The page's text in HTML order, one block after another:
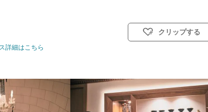
2名 ～ 120名 挙式スタイル: 教会式(キリスト教式)／人前式／和装人前式
詳細はこちら
クリップする